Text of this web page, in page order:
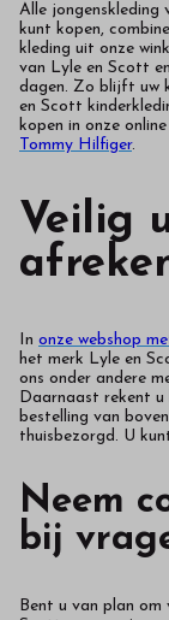
Alle jongenskleding
kunt kopen,
kleding uit onze
van Lyle en Scott
dagen. Zo blijft uw
en Scott
kopen in onze
Tommy Hilfiger.
Veilig
In onze webshop
het merk Lyle en
ons onder andere
Daarnaast rekent u
bestelling van
thuisbezorgd. U
Neem
bij
Bent u van plan